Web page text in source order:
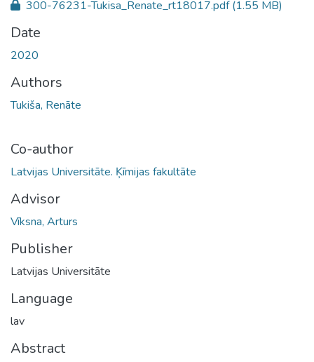
300-76231-Tukisa_Renate_rt18017.pdf(1.55 MB)
Date
2020
Authors
Tukiša, Renāte
Co-author
Latvijas Universitāte. Ķīmijas fakultāte
Advisor
Vīksna, Arturs
Publisher
Latvijas Universitāte
Language
lav
Abstract